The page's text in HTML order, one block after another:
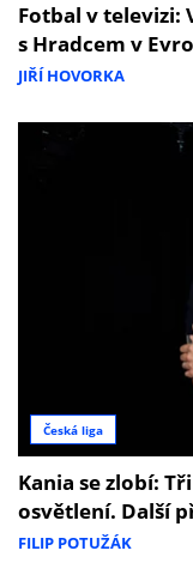
Fotbal v televizi:
s Hradcem v
JIŘÍ HOVORKA
Česká liga
Kania se zlobí:
osvětlení. Další
FILIP POTUŽÁK